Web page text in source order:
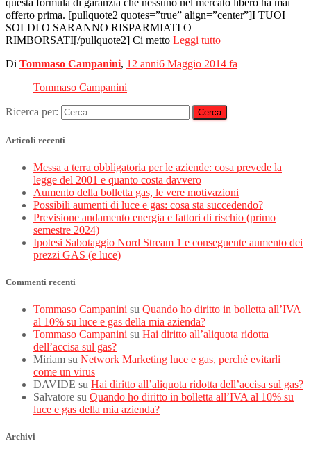
offerto prima. [pullquote2 quotes=”true” align=”center”]I TUOI
SOLDI O SARANNO RISPARMIATI O
RIMBORSATI[/pullquote2] Ci metto Leggi tutto
Di Tommaso Campanini, 12 anni6 Maggio 2014 fa
Tommaso Campanini
Ricerca per:
Articoli recenti
Messa a terra obbligatoria per le aziende: cosa prevede la
legge del 2001 e quanto costa davvero
Aumento della bolletta gas, le vere motivazioni
Possibili aumenti di luce e gas: cosa sta succedendo?
Previsione andamento energia e fattori di rischio (primo
semestre 2024)
Ipotesi Sabotaggio Nord Stream 1 e conseguente aumento dei
prezzi GAS (e luce)
Commenti recenti
Tommaso Campanini su Quando ho diritto in bolletta all’IVA
al 10% su luce e gas della mia azienda?
Tommaso Campanini su Hai diritto all’aliquota ridotta
dell’accisa sul gas?
Miriam su Network Marketing luce e gas, perchè evitarli
come un virus
DAVIDE su Hai diritto all’aliquota ridotta dell’accisa sul gas?
Salvatore su Quando ho diritto in bolletta all’IVA al 10% su
luce e gas della mia azienda?
Archivi